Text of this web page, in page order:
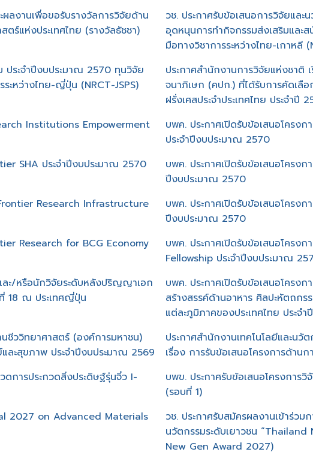
ลงานเพื่อขอรับรางวัลการวิจัยด้าน
ร์แห่งประเทศไทย (รางวัลธัชชา)
วช. ประกาศรับข้อเสนอการวิจัยแล
อุดหนุนการทำกิจกรรมส่งเสริมและ
มือทางวิชาการระหว่างไทย-เกาหลี
ประจำปีงบประมาณ 2570 ทุนวิจัย
ะหว่างไทย-ญี่ปุ่น (NRCT-JSPS)
ประกาศสำนักงานการวิจัยแห่งชา
จนาภิเษก (คปก.) ที่ได้รับการคัดเลื
ฝรั่งเศสประจำประเทศไทย ประจำปี
Institutions Empowerment
บพค. ประกาศเปิดรับข้อเสนอโคร
ประจำปีงบประมาณ 2570
SHA ประจำปีงบประมาณ 2570
บพค. ประกาศเปิดรับข้อเสนอโครง
ปีงบประมาณ 2570
Research Infrastructure
บพค. ประกาศเปิดรับข้อเสนอโครง
ปีงบประมาณ 2570
Research for BCG Economy
บพค. ประกาศเปิดรับข้อเสนอโคร
Fellowship ประจำปีงบประมาณ
ะ/หรือนักวิจัยระดับหลังปริญญาเอก
18 ณ ประเทศญี่ปุ่น
บพค. ประกาศเปิดรับข้อเสนอโครง
สร้างสรรค์ด้านอาหาร ศิลปะหัตถกร
แต่ละภูมิภาคของประเทศไทย ประจ
นชีววิทยาศาสตร์ (องค์การมหาชน)
ละสุขภาพ ประจำปีงบประมาณ 2569
ประกาศสำนักงานเทคโนโลยีและน
เรื่อง การรับข้อเสนอโครงการด้า
ดการประกวดสิ่งประดิษฐ์รุ่นจิ๋ว I-
บพข. ประกาศรับข้อเสนอโครงกา
(รอบที่ 1)
2027 on Advanced Materials
วช. ประกาศรับสมัครผลงานเข้าร่วม
นวัตกรรมระดับเยาวชน
New Gen Award 2027)